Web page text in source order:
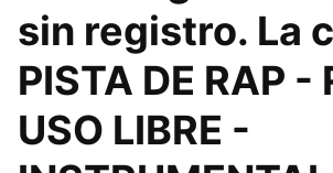
sin registro. La
PISTA DE RAP -
USO LIBRE -